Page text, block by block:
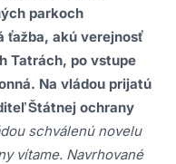
parkoch
ťažba, akú verejnosť
Tatrách, po vstupe
Na vládou prijatú
Štátnej ochrany
schválenú novelu
vítame. Navrhované